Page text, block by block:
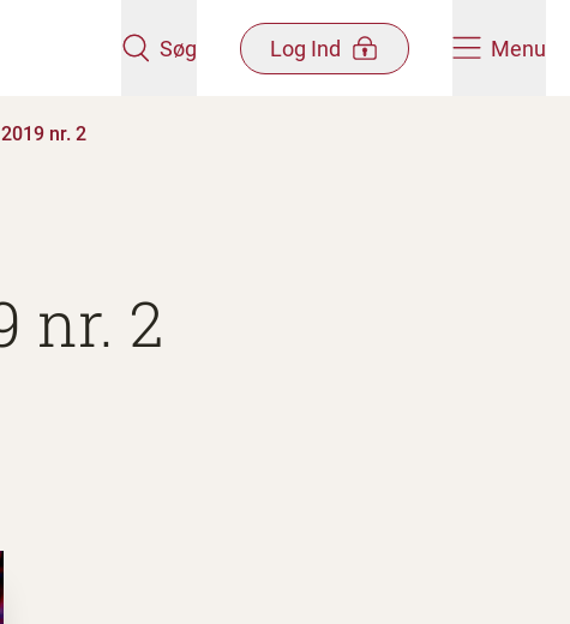
Søg Log Ind Menu
nr. 2
nr. 2